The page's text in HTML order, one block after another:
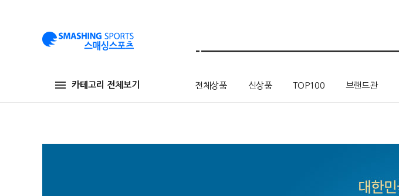
카테고리 전체보기 전체상품 신상품 TOP100 브랜드관